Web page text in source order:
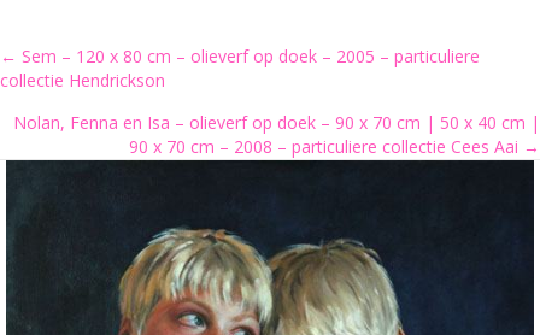
Posts
navigation
← Sem – 120 x 80 cm – olieverf op doek – 2005 – particuliere
collectie Hendrickson
Nolan, Fenna en Isa – olieverf op doek – 90 x 70 cm | 50 x 40 cm |
90 x 70 cm – 2008 – particuliere collectie Cees Aai →